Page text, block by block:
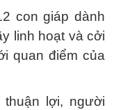
con giáp dành
linh hoạt và cởi
quan điểm của
thuận lợi, người